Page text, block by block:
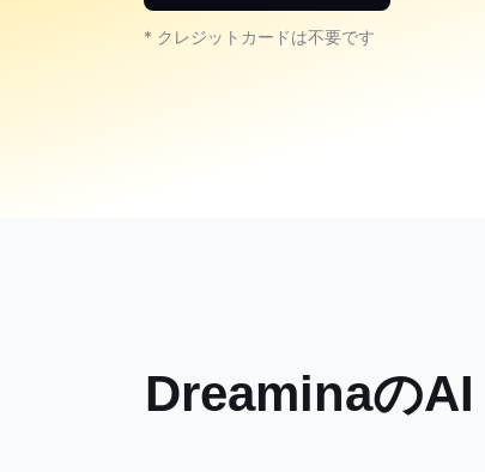
* クレジットカードは不要です
Dreaminaの